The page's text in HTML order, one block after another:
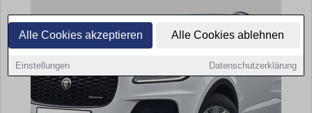
Alle Cookies akzeptieren Alle Cookies ablehnen
Einstellungen Datenschutzerklärung